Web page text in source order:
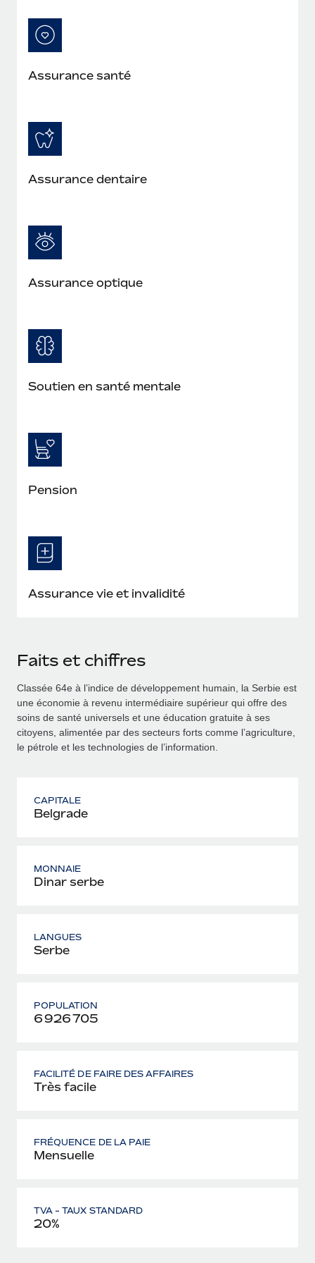
Assurance santé
Assurance dentaire
Assurance optique
Soutien en santé mentale
Pension
Assurance vie et invalidité
Faits et chiffres
Classée 64e à l’indice de développement humain, la Serbie est
une économie à revenu intermédiaire supérieur qui offre des
soins de santé universels et une éducation gratuite à ses
citoyens, alimentée par des secteurs forts comme l’agriculture,
le pétrole et les technologies de l’information.
CAPITALE
Belgrade
MONNAIE
Dinar serbe
LANGUES
Serbe
POPULATION
6 926 705
FACILITÉ DE FAIRE DES AFFAIRES
Très facile
FRÉQUENCE DE LA PAIE
Mensuelle
TVA - TAUX STANDARD
20%